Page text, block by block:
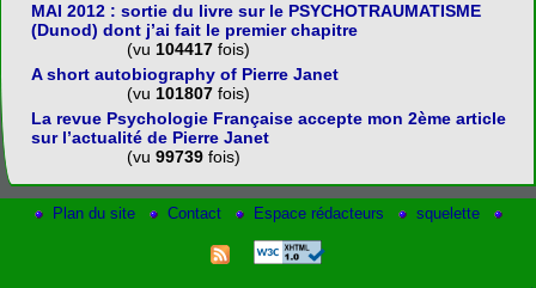
MAI 2012 : sortie du livre sur le PSYCHOTRAUMATISME
(Dunod) dont j’ai fait le premier chapitre
(vu 104417 fois)
A short autobiography of Pierre Janet
(vu 101807 fois)
La revue Psychologie Française accepte mon 2ème article
sur l’actualité de Pierre Janet
(vu 99739 fois)
Plan du site Contact Espace rédacteurs squelette